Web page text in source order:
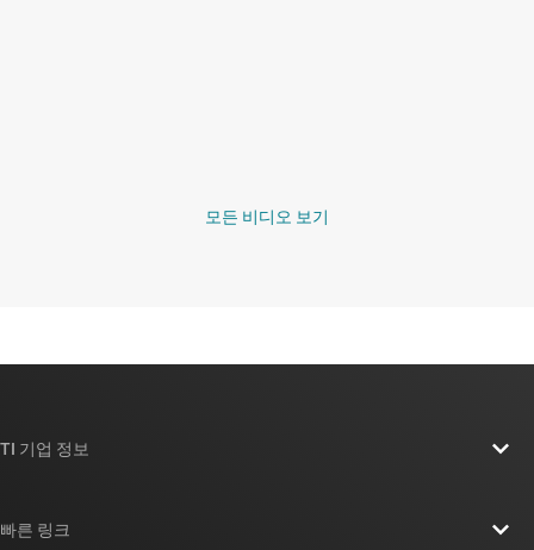
모든 비디오 보기
TI 기업 정보
빠른 링크